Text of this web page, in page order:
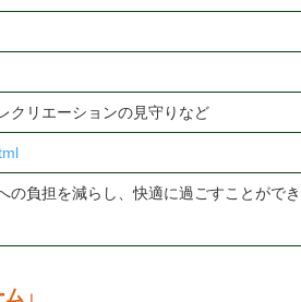
クリエーションの見守りなど
の負担を減らし、快適に過ごすことができ
」